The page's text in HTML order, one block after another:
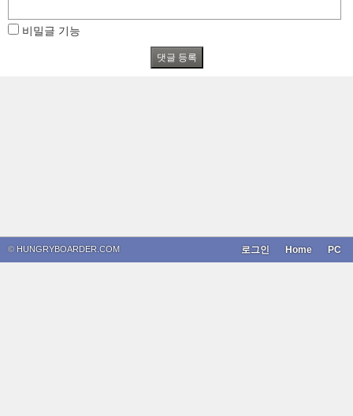
비밀글 기능
© HUNGRYBOARDER.COM PC
Home
로그인